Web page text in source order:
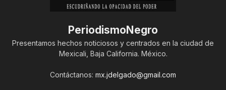
PeriodismoNegro
Presentamos hechos noticiosos y centrados en la ciudad de
Mexicali, Baja California. México.
Contáctanos: mx.jdelgado@gmail.com